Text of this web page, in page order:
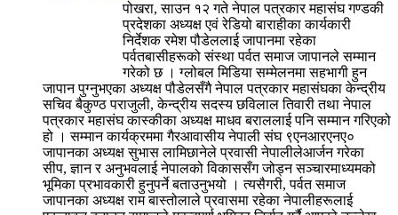
पोखरा, साउन १२ गते नेपाल पत्रकार महासंघ गण्डकी
प्रदेशका अध्यक्ष एवं रेडियो बाराहीका कार्यकारी
निर्देशक रमेश पौडेललाई जापानमा रहेका
पर्वतबासीहरूको संस्था पर्वत समाज जापानले सम्मान
गरेको छ । ग्लोबल मिडिया सम्मेलनमा सहभागी हुन
जापान पुग्नुभएका अध्यक्ष पौडेलसँगै नेपाल पत्रकार महासंघका केन्द्रीय
सचिव बैकुण्ठ पराजुली, केन्द्रीय सदस्य छविलाल तिवारी तथा नेपाल
पत्रकार महासंघ कास्कीका अध्यक्ष माधव बराललाई पनि सम्मान गरिएको
हो । सम्मान कार्यक्रममा गैरआवासीय नेपाली संघ ९एनआरएनए०
जापानका अध्यक्ष सुभास लामिछानेले प्रवासी नेपालीलेआर्जन गरेका
सीप, ज्ञान र अनुभवलाई नेपालको विकाससँग जोड्न सञ्चारमाध्यमको
भूमिका प्रभावकारी हुनुपर्ने बताउनुभयो । त्यसैगरी, पर्वत समाज
जापानका अध्यक्ष राम बास्तोलाले प्रवासमा रहेका नेपालीहरूलाई